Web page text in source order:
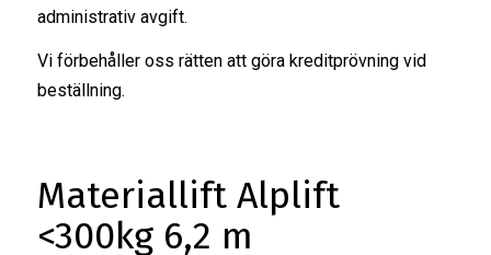
administrativ avgift.
Vi förbehåller oss rätten att göra kreditprövning vid
beställning.
Materiallift Alplift
<300kg 6,2 m